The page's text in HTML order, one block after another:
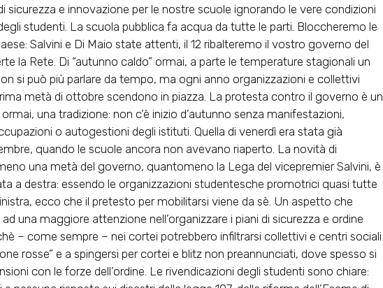
sicurezza e innovazione per le nostre scuole ignorando le vere condizioni
studenti. La scuola pubblica fa acqua da tutte le parti. Bloccheremo le
Salvini e Di Maio state attenti, il 12 ribalteremo il vostro governo del
la Rete. Di “autunno caldo” ormai, a parte le temperature stagionali un
si può più parlare da tempo, ma ogni anno organizzazioni e collettivi
metà di ottobre scendono in piazza. La protesta contro il governo è un
una tradizione: non c’è inizio d’autunno senza manifestazioni,
o autogestioni degli istituti. Quella di venerdì era stata già
quando le scuole ancora non avevano riaperto. La novità di
una metà del governo, quantomeno la Lega del vicepremier Salvini, è
a destra: essendo le organizzazioni studentesche promotrici quasi tutte
ecco che il pretesto per mobilitarsi viene da sè. Un aspetto che
una maggiore attenzione nell’organizzare i piani di sicurezza e ordine
– come sempre – nei cortei potrebbero infiltrarsi collettivi e centri sociali
rosse” e a spingersi per cortei e blitz non preannunciati, dove spesso si
con le forze dell’ordine. Le rivendicazioni degli studenti sono chiare: